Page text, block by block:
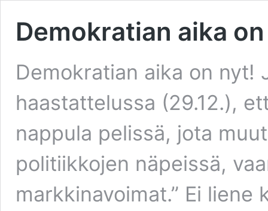
Demokratian aika
Demokratian aika on nyt!
haastattelussa (29.12.),
nappula pelissä, jota
politiikkojen näpeissä,
markkinavoimat.” Ei liene